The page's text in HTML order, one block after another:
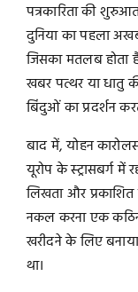
पत्रकारिता की
दुनिया का पहला
जिसका मतलब होता
खबर पत्थर या धातु
बिंदुओं का प्रदर्शन
बाद में, योहन
यूरोप के स्ट्रासबर्ग में
लिखता और
नकल करना एक
खरीदने के लिए
था।